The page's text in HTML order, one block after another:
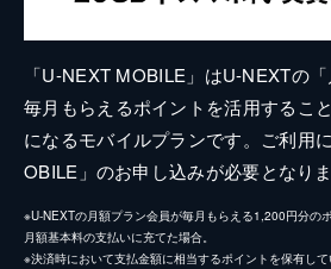
「U-NEXT MOBILE」はU-NEXTの
毎月もらえるポイントを活用するこ
になるモバイルプランです。ご利用
OBILE」のお申し込みが必要となりま
※U-NEXTの月額プラン会員が毎月もらえる1,200円分の
月額基本料の支払いに充てた場合。
※決済時において支払金額に相当するポイントを保有し